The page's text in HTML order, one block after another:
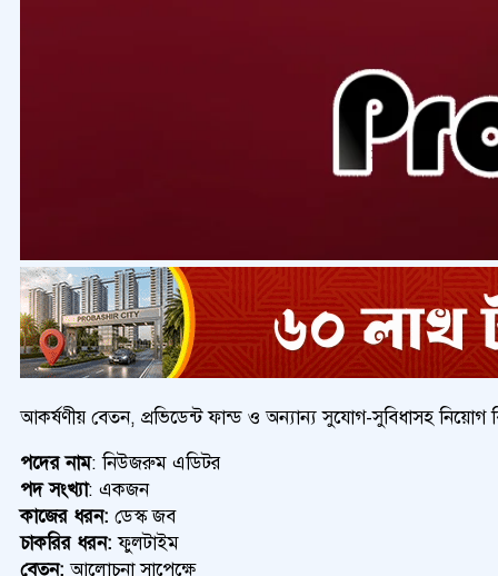
আকর্ষণীয় বেতন, প্রভিডেন্ট ফান্ড ও অন্যান্য সুযোগ-সুবিধাসহ নিয়োগ
পদের নাম: নিউজরুম এডিটর
পদ সংখ্যা: একজন
কাজের ধরন: ডেস্ক জব
চাকরির ধরন: ফুলটাইম
বেতন: আলোচনা সাপেক্ষে